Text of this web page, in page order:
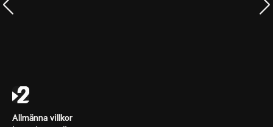
Allmänna villkor